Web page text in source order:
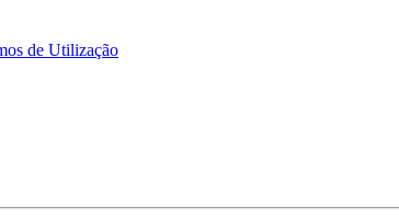
de Utilização